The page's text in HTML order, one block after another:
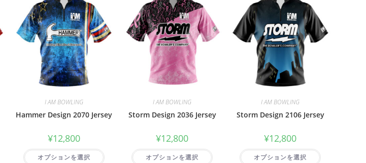
I AM BOWLING
Hammer Design 2070 Jersey
¥12,800
オプションを選択
I AM BOWLING
Storm Design 2036 Jersey
¥12,800
オプションを選択
I AM BOWLING
Storm Design 2106 Jersey
¥12,800
オプションを選択